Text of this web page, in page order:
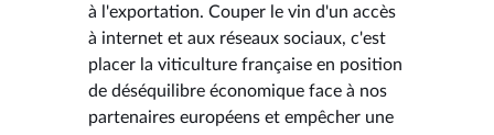
à l'exportation. Couper le vin d'un accès
à internet et aux réseaux sociaux, c'est
placer la viticulture française en position
de déséquilibre économique face à nos
partenaires européens et empêcher une